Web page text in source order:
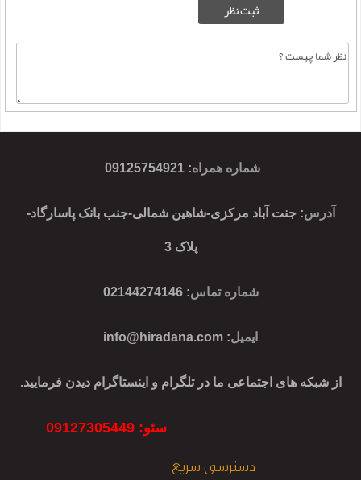
شماره همراه:
09125754921
آدرس: جنت آباد مرکزی-شاهین شمالی-جنب بانک پاسارگاد-
پلاک 3
شماره تماس: 02144274146
ایمیل:
info@hiradana.com
از شبکه های اجتماعی ما در تلگرام و اینستاگرام دیدن فرمایید.
سئو: 09127305449
دسترسی سریع